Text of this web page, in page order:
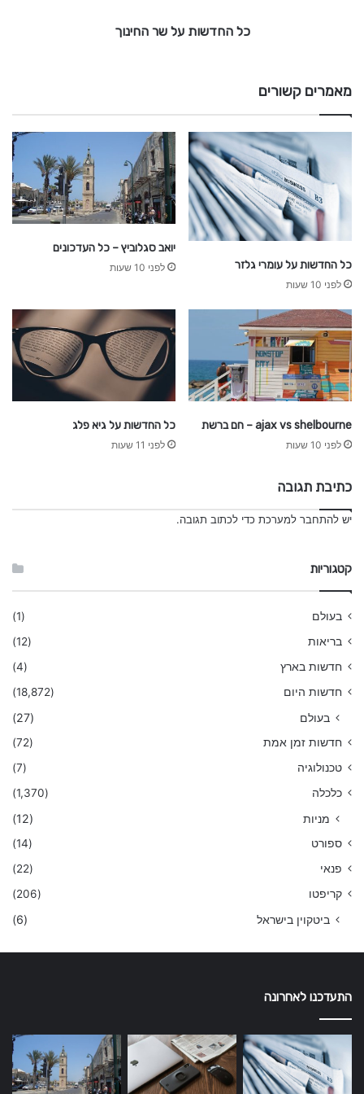
י
נ
ו
כל החדשות על שר החינוך
מאמרים קשורים
כל החדשות על עומרי גלזר
לפני 10 שעות
יואב סגלוביץ – כל העדכונים
לפני 10 שעות
ajax vs shelbourne – חם ברשת
לפני 10 שעות
כל החדשות על גיא פלג
לפני 11 שעות
כתיבת תגובה
יש להתחבר למערכת כדי לכתוב תגובה.
קטגוריות
בעולם
(1)
בריאות
(12)
חדשות בארץ
(4)
חדשות היום
(18,872)
בעולם (27)
חדשות זמן אמת
(72)
טכנולוגיה
(7)
כלכלה
(1,370)
מניות (12)
ספורט
(14)
פנאי
(22)
קריפטו
(206)
ביטקוין בישראל (6)
התעדכנו לאחרונה